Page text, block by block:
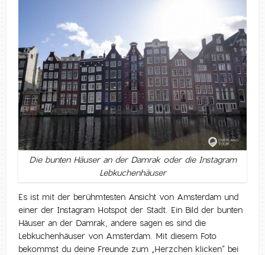
Die bunten Häuser an der Damrak oder die Instagram
Lebkuchenhäuser
Es ist mit der berühmtesten Ansicht von Amsterdam und
einer der Instagram Hotspot der Stadt. Ein Bild der bunten
Häuser an der Damrak, andere sagen es sind die
Lebkuchenhäuser von Amsterdam. Mit diesem Foto
bekommst du deine Freunde zum „Herzchen klicken“ bei